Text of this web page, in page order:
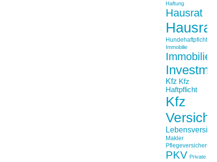
Haftung
Hausrat
Hundehaftpficht
Immobilie
Kfz Kfz
Haftpflicht
Kfz
Makler
Pflegeversicherung
PKV Private